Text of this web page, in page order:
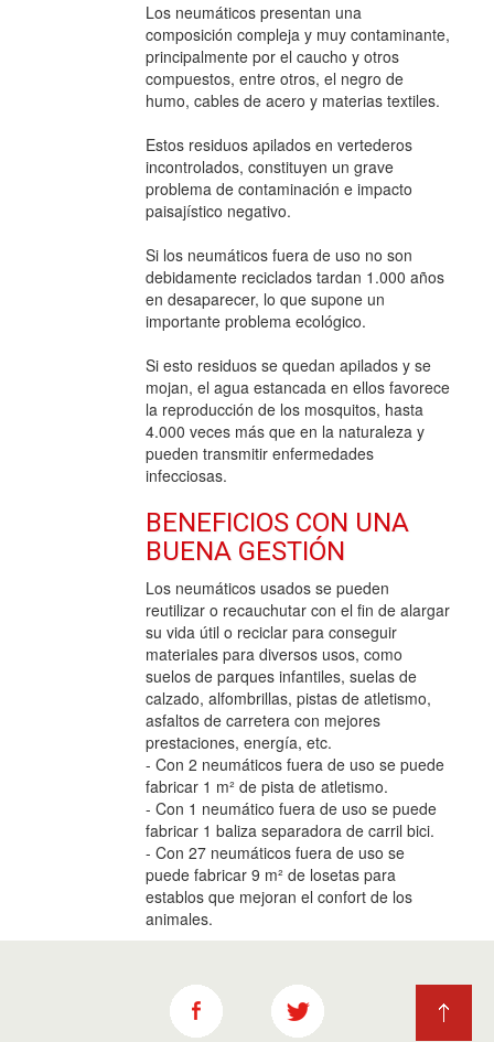
Los neumáticos presentan una
composición compleja y muy contaminante,
principalmente por el caucho y otros
compuestos, entre otros, el negro de
humo, cables de acero y materias textiles.
Estos residuos apilados en vertederos
incontrolados, constituyen un grave
problema de contaminación e impacto
paisajístico negativo.
Si los neumáticos fuera de uso no son
debidamente reciclados tardan 1.000 años
en desaparecer, lo que supone un
importante problema ecológico.
Si esto residuos se quedan apilados y se
mojan, el agua estancada en ellos favorece
la reproducción de los mosquitos, hasta
4.000 veces más que en la naturaleza y
pueden transmitir enfermedades
infecciosas.
BENEFICIOS CON UNA
BUENA GESTIÓN
Los neumáticos usados se pueden
reutilizar o recauchutar con el fin de alargar
su vida útil o reciclar para conseguir
materiales para diversos usos, como
suelos de parques infantiles, suelas de
calzado, alfombrillas, pistas de atletismo,
asfaltos de carretera con mejores
prestaciones, energía, etc.
- Con 2 neumáticos fuera de uso se puede
fabricar 1 m² de pista de atletismo.
- Con 1 neumático fuera de uso se puede
fabricar 1 baliza separadora de carril bici.
- Con 27 neumáticos fuera de uso se
puede fabricar 9 m² de losetas para
establos que mejoran el confort de los
animales.